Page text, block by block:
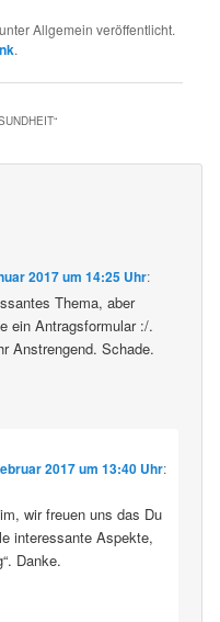
unter Allgemein veröffentlicht.
.
“
2017 um 14:25 Uhr:
Thema, aber
ein Antragsformular :/.
Anstrengend. Schade.
2017 um 13:40 Uhr:
wir freuen uns das Du
interessante Aspekte,
Danke.